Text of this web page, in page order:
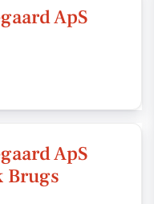
ApS
ApS
Brugs